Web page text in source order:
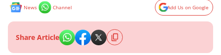
News Channel Add Us on Google
Share Article